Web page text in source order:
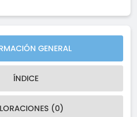
GENERAL
ÍNDICE
(0)